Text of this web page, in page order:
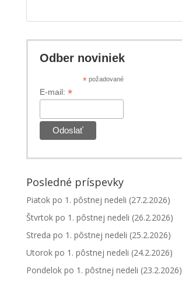
Odber noviniek
*požadované
E-mail: *
Posledné príspevky
Piatok po 1. pôstnej nedeli (27.2.2026)
Štvrtok po 1. pôstnej nedeli (26.2.2026)
Streda po 1. pôstnej nedeli (25.2.2026)
Utorok po 1. pôstnej nedeli (24.2.2026)
Pondelok po 1. pôstnej nedeli (23.2.2026)